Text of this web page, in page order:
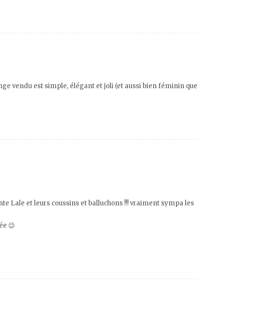
vendu est simple, élégant et joli (et aussi bien féminin que
Lale et leurs coussins et balluchons !!! vraiment sympa les
😉